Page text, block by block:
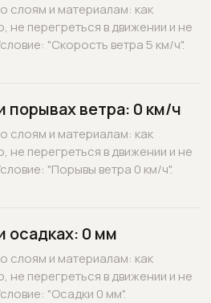
слоям и материалам: как
не перегреться в движении и не
"Скорость ветра 5 км/ч".
порывах ветра: 0 км/ч
слоям и материалам: как
не перегреться в движении и не
"Порывы ветра 0 км/ч".
осадках: 0 мм
слоям и материалам: как
не перегреться в движении и не
"Осадки 0 мм".